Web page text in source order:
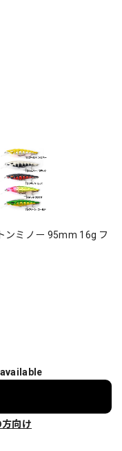
ンミノー 95mm 16g フ
向け